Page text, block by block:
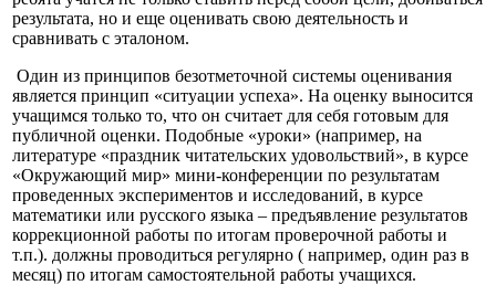
результата, но и еще оценивать свою деятельность и
сравнивать с эталоном.
Один из принципов безотметочной системы оценивания
является принцип «ситуации успеха». На оценку выносится
учащимся только то, что он считает для себя готовым для
публичной оценки. Подобные «уроки» (например, на
литературе «праздник читательских удовольствий», в курсе
«Окружающий мир» мини-конференции по результатам
проведенных экспериментов и исследований, в курсе
математики или русского языка – предъявление результатов
коррекционной работы по итогам проверочной работы и
т.п.). должны проводиться регулярно ( например, один раз в
месяц) по итогам самостоятельной работы учащихся.